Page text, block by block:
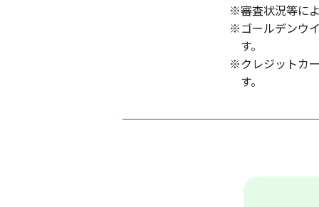
※審査状況等に
※ゴールデンウ
す。
※クレジットカ
す。